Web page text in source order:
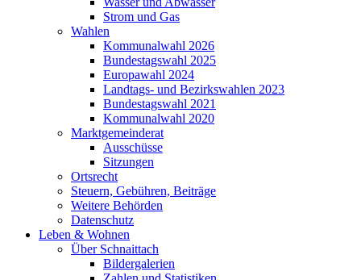
Strom und Gas
Wahlen
Kommunalwahl 2026
Bundestagswahl 2025
Europawahl 2024
Landtags- und Bezirkswahlen 2023
Bundestagswahl 2021
Kommunalwahl 2020
Marktgemeinderat
Ausschüsse
Sitzungen
Ortsrecht
Steuern, Gebühren, Beiträge
Weitere Behörden
Datenschutz
Leben & Wohnen
Über Schnaittach
Bildergalerien